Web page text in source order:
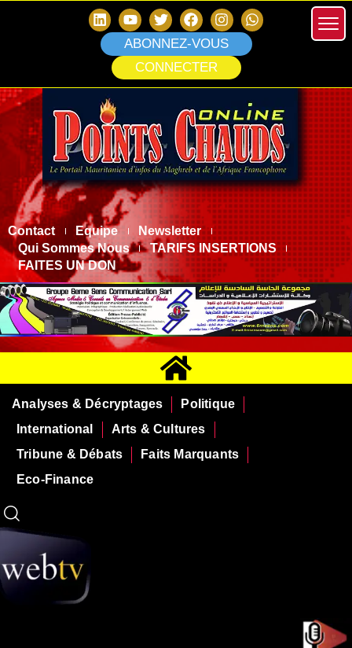
ABONNEZ-VOUS
CONNECTER
Contact Equipe
Newsletter
Qui Sommes Nous
TARIFS INSERTIONS
FAITES UN DON
Analyses & Décryptages
Politique
International
Arts & Cultures
Tribune & Débats
Faits Marquants
Eco-Finance